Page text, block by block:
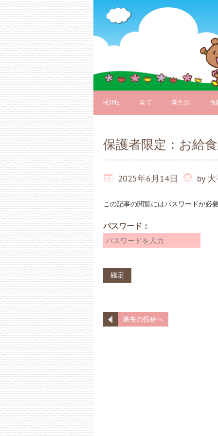
HOME 全て 園生活 保
保護者限定：お給
2025年6月14日 by
この記事の閲覧にはパスワードが必
パスワード：
過去の投稿へ